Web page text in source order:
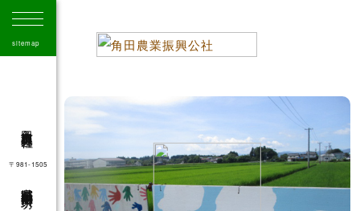
sitemap
角田市農業振興公社
〒981-1505
41